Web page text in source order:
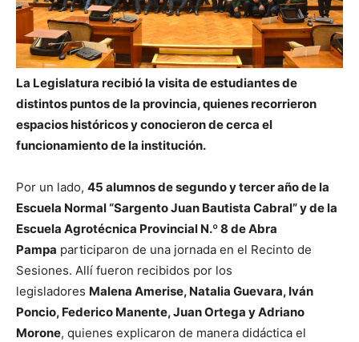
La Legislatura recibió la visita de estudiantes de
distintos puntos de la provincia, quienes recorrieron
espacios históricos y conocieron de cerca el
funcionamiento de la institución.
Por un lado, 45 alumnos de segundo y tercer año de la
Escuela Normal “Sargento Juan Bautista Cabral” y de la
Escuela Agrotécnica Provincial N.º 8 de Abra
Pampa participaron de una jornada en el Recinto de
Sesiones. Allí fueron recibidos por los
legisladores Malena Amerise, Natalia Guevara, Iván
Poncio, Federico Manente, Juan Ortega y Adriano
Morone, quienes explicaron de manera didáctica el